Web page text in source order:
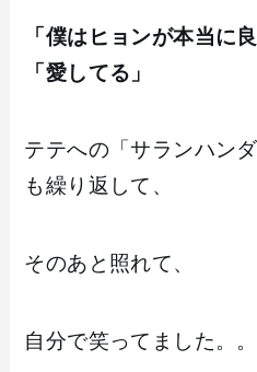
「僕はヒョンが本当に
「愛してる」
テテへの「サランハン
も繰り返して、
そのあと照れて、
自分で笑ってました。